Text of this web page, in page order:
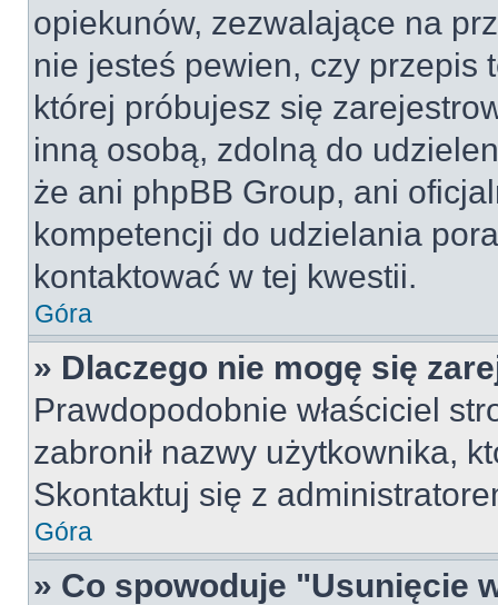
opiekunów, zezwalające na
nie jesteś pewien, czy przepis
której próbujesz się
inną osobą, zdolną do
że ani phpBB Group, ani
kompetencji do udzielania
kontaktować w tej kwestii.
Góra
» Dlaczego nie mogę się
Prawdopodobnie właściciel
zabronił nazwy użytkownika,
Skontaktuj się z
Góra
» Co spowoduje "Usunięcie